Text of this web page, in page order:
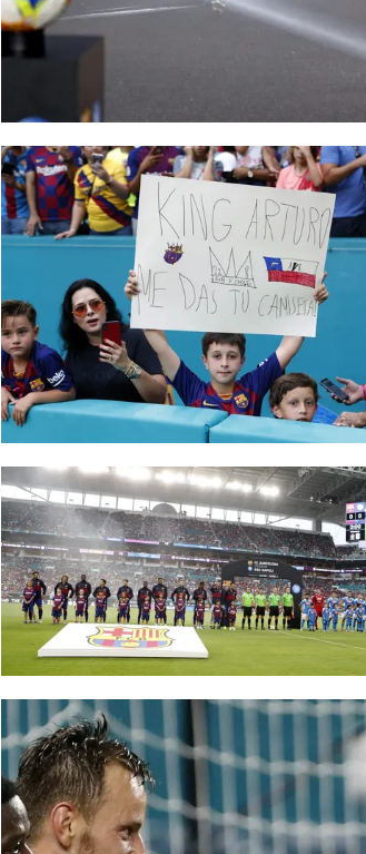
FC Barcelona club badge
FC Barcelona club badge
FC Barcelona club badge